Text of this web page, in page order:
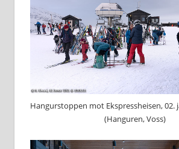
Hangurstoppen mot Ekspressheisen, 02.
(Hanguren, Voss)